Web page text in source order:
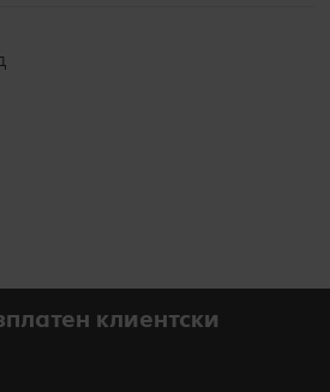
клиентски